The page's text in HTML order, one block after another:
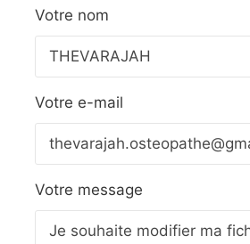
Votre nom
Votre e-mail
Votre message